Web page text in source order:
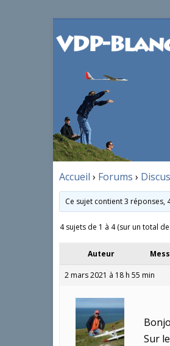
Accueil › Forums ›
Ce sujet contient 3
4 sujets de 1 à 4 (sur un total
Auteur
2 mars 2021 à 18 h 55 min
Sur